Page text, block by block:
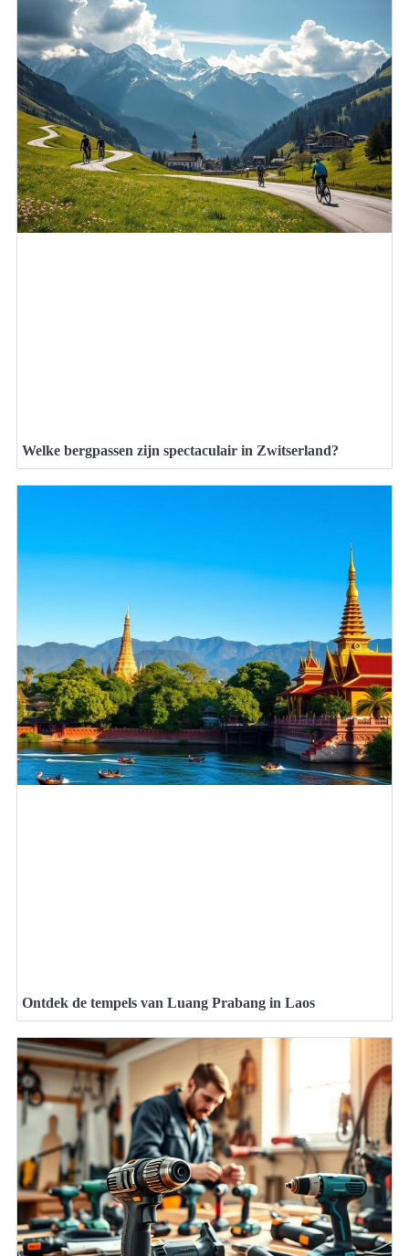
Welke bergpassen zijn spectaculair in Zwitserland?
Ontdek de tempels van Luang Prabang in Laos